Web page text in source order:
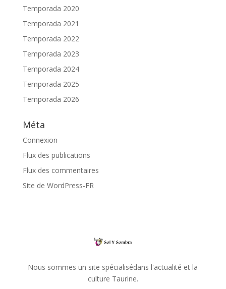
Temporada 2020
Temporada 2021
Temporada 2022
Temporada 2023
Temporada 2024
Temporada 2025
Temporada 2026
Méta
Connexion
Flux des publications
Flux des commentaires
Site de WordPress-FR
Nous sommes un site spécialisédans l'actualité et la
culture Taurine.